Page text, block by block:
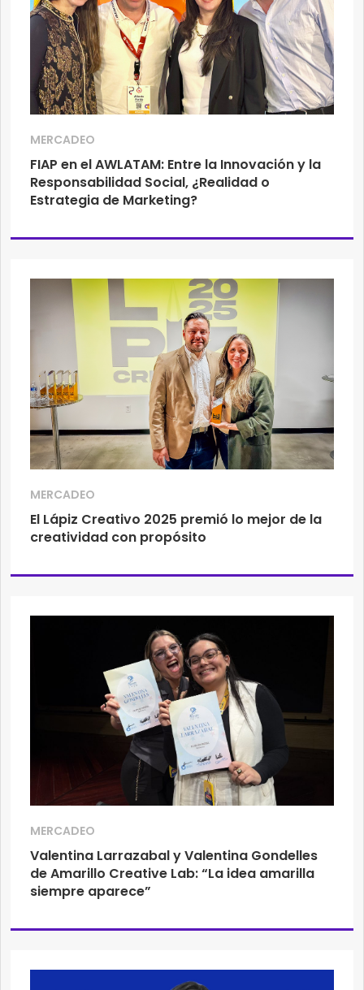
MERCADEO
FIAP en el AWLATAM: Entre la Innovación y la
Responsabilidad Social, ¿Realidad o
Estrategia de Marketing?
MERCADEO
El Lápiz Creativo 2025 premió lo mejor de la
creatividad con propósito
MERCADEO
Valentina Larrazabal y Valentina Gondelles
de Amarillo Creative Lab: “La idea amarilla
siempre aparece”